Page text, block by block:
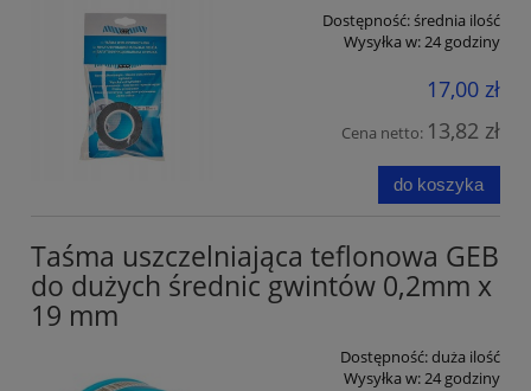
Dostępność:średnia ilość
Wysyłka w:24 godziny
17,00 zł
Cena netto: 13,82 zł
do koszyka
Taśma uszczelniająca teflonowa GEB
do dużych średnic gwintów 0,2mm x
19 mm
Dostępność:duża ilość
Wysyłka w:24 godziny